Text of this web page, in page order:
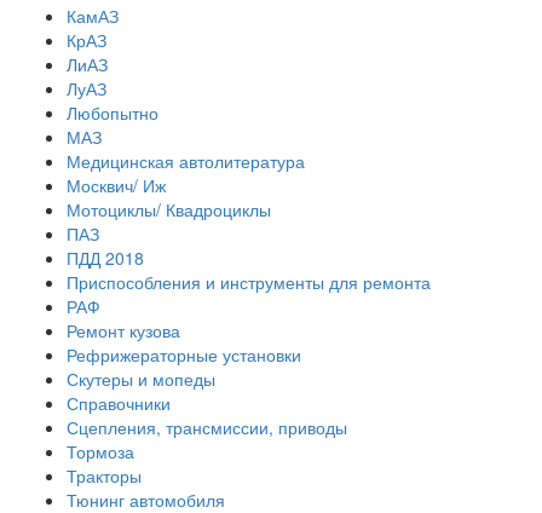
КамАЗ
КрАЗ
ЛиАЗ
ЛуАЗ
Любопытно
МАЗ
Медицинская автолитература
Москвич/ Иж
Мотоциклы/ Квадроциклы
ПАЗ
ПДД 2018
Приспособления и инструменты для ремонта
РАФ
Ремонт кузова
Рефрижераторные установки
Скутеры и мопеды
Справочники
Сцепления, трансмиссии, приводы
Тормоза
Тракторы
Тюнинг автомобиля